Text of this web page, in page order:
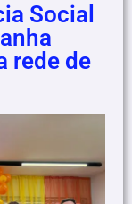
Social
rede de